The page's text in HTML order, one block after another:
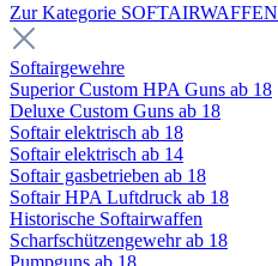
Zur Kategorie SOFTAIRWAFFEN
Softairgewehre
Superior Custom HPA Guns ab 18
Deluxe Custom Guns ab 18
Softair elektrisch ab 18
Softair elektrisch ab 14
Softair gasbetrieben ab 18
Softair HPA Luftdruck ab 18
Historische Softairwaffen
Scharfschützengewehr ab 18
Pumpguns ab 18